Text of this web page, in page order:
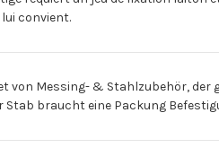
convient.
von Messing- & Stahlzubehör,
Stab braucht eine Packung